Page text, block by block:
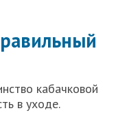
кабачковой
в уходе.